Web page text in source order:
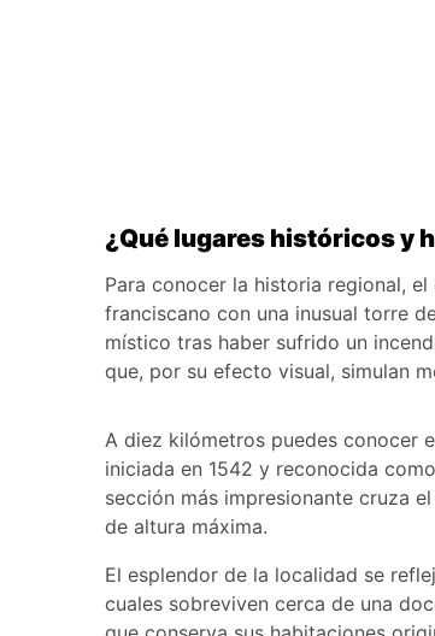
¿Qué lugares históricos y
Para conocer la historia regional,
franciscano con una inusual torre
místico tras haber sufrido un
que, por su efecto visual, simulan
A diez kilómetros puedes conocer
iniciada en 1542 y reconocida
sección más impresionante cruza
de altura máxima.
El esplendor de la localidad se
cuales sobreviven cerca de una